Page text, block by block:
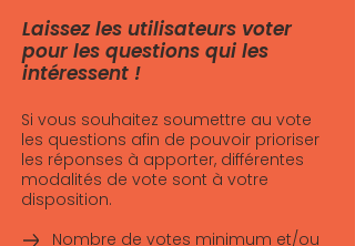
Laissez les utilisateurs voter
pour les questions qui les
intéressent !
Si vous souhaitez soumettre au vote
les questions afin de pouvoir prioriser
les réponses à apporter, différentes
modalités de vote sont à votre
disposition.
Nombre de votes minimum et/ou